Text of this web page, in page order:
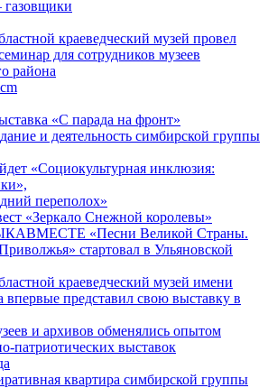
краеведческий музей провел
для сотрудников музеев
района
«С парада на фронт»
и деятельность симбирской группы
«Социокультурная инклюзия:
переполох»
«Зеркало Снежной королевы»
«Песни Великой Страны.
стартовал в Ульяновской
краеведческий музей имени
представил свою выставку в
и архивов обменялись опытом
патриотических выставок
квартира симбирской группы